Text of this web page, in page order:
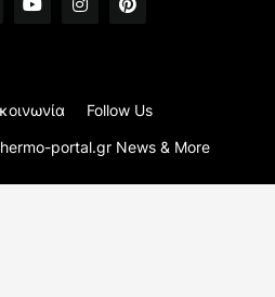
portal.gr News & More
Follow Us